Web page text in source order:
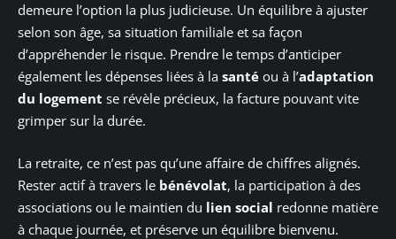
demeure l’option la plus judicieuse. Un équilibre à ajuster
selon son âge, sa situation familiale et sa façon
d’appréhender le risque. Prendre le temps d’anticiper
également les dépenses liées à la santé ou à l’adaptation
du logement se révèle précieux, la facture pouvant vite
grimper sur la durée.
La retraite, ce n’est pas qu’une affaire de chiffres alignés.
Rester actif à travers le bénévolat, la participation à des
associations ou le maintien du lien social redonne matière
à chaque journée, et préserve un équilibre bienvenu.